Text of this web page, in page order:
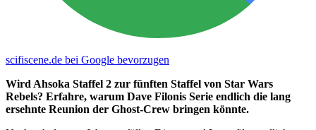
scifiscene.de bei Google bevorzugen
Wird Ahsoka Staffel 2 zur fünften Staffel von Star Wars
Rebels? Erfahre, warum Dave Filonis Serie endlich die lang
ersehnte Reunion der Ghost-Crew bringen könnte.